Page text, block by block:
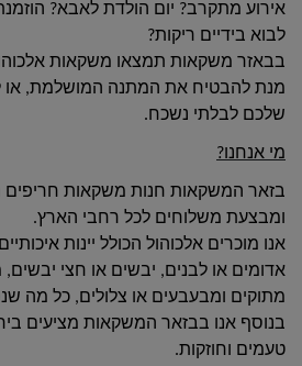
אירוע מתקרב? יום הולדת לאבא?
לבוא בידיים ריקות?
בבאזר משקאות תמצאו משקאות
מנת להבטיח את המתנה המושלמת, או
שלכם לבלתי נשכח.
מי אנחנו?
בזאר המשקאות חנות משקאות חריפים
ומבצעת משלוחים לכל רחבי הארץ.
אנו מוכרים אלכוהול הכולל יינות
אדומים או לבנים, יבשים או חצי יבשים,
מתוקים ומבעבעים או צלולים, כל מה
בנוסף אנו בבזאר המשקאות מציעים
טעמים וחוזקות.